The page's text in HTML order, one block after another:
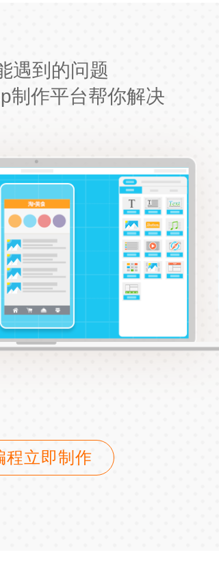
遇到的问题
制作平台帮你解决
程立即制作